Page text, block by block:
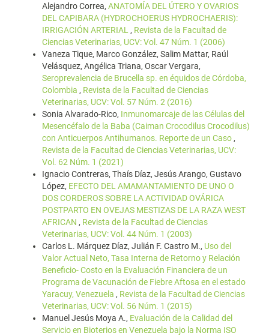
Alejandro Correa, ANATOMÍA DEL ÚTERO Y OVARIOS
DEL CAPIBARA (HYDROCHOERUS HYDROCHAERIS):
IRRIGACIÓN ARTERIAL , Revista de la Facultad de
Ciencias Veterinarias, UCV: Vol. 47 Núm. 1 (2006)
Vaneza Tique, Marco González, Salim Mattar, Raúl
Velásquez, Angélica Triana, Oscar Vergara,
Seroprevalencia de Brucella sp. en équidos de Córdoba,
Colombia , Revista de la Facultad de Ciencias
Veterinarias, UCV: Vol. 57 Núm. 2 (2016)
Sonia Alvarado-Rico, Inmunomarcaje de las Células del
Mesencéfalo de la Baba (Caiman Crocodilus Crocodilus)
con Anticuerpos Antihumanos. Reporte de un Caso ,
Revista de la Facultad de Ciencias Veterinarias, UCV:
Vol. 62 Núm. 1 (2021)
Ignacio Contreras, Thaís Díaz, Jesús Arango, Gustavo
López, EFECTO DEL AMAMANTAMIENTO DE UNO O
DOS CORDEROS SOBRE LA ACTIVIDAD OVÁRICA
POSTPARTO EN OVEJAS MESTIZAS DE LA RAZA WEST
AFRICAN , Revista de la Facultad de Ciencias
Veterinarias, UCV: Vol. 44 Núm. 1 (2003)
Carlos L. Márquez Díaz, Julián F. Castro M., Uso del
Valor Actual Neto, Tasa Interna de Retorno y Relación
Beneficio- Costo en la Evaluación Financiera de un
Programa de Vacunación de Fiebre Aftosa en el estado
Yaracuy, Venezuela , Revista de la Facultad de Ciencias
Veterinarias, UCV: Vol. 56 Núm. 1 (2015)
Manuel Jesús Moya A., Evaluación de la Calidad del
Servicio en Bioterios en Venezuela bajo la Norma ISO